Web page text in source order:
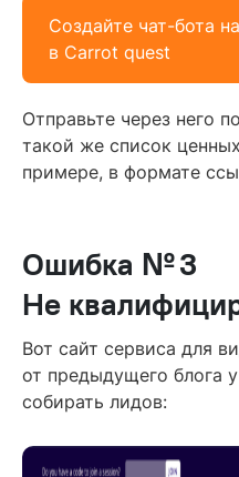
Создайте чат-бота
в Carrot quest
Отправьте через него
такой же список
примере, в формате
Ошибка № 3
Не
Вот сайт сервиса для
от предыдущего блога
собирать лидов: